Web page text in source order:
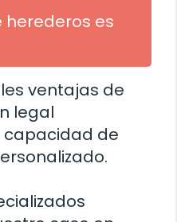
herederos es
ventajas de
legal
capacidad de